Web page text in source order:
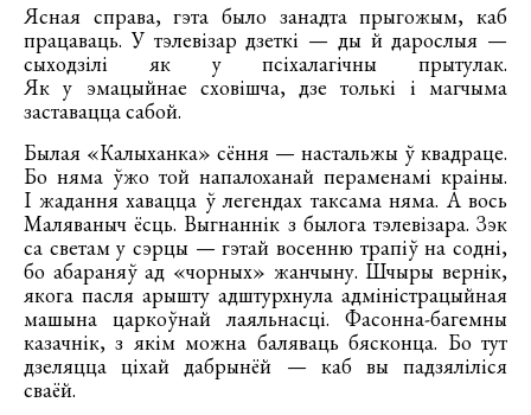
Ясная справа, гэта было занадта прыгожым, каб
працаваць. У тэлевізар дзеткі — ды й дарослыя —
сыходзілі як у псіхалагічны прытулак.
Як у эмацыйнае сховішча, дзе толькі і магчыма
заставацца сабой.
Былая «Калыханка» сёння — настальжы ў квадраце.
Бо няма ўжо той напалоханай пераменамі краіны.
І жадання хавацца ў легендах таксама няма. А вось
Маляваныч ёсць. Выгнаннік з былога тэлевізара. Зэк
са светам у сэрцы — гэтай восенню трапіў на содні,
бо абараняў ад «чорных» жанчыну. Шчыры вернік,
якога пасля арышту адштурхнула адміністрацыйная
машына царкоўнай лаяльнасці. Фасонна-багемны
казачнік, з якім можна баляваць бясконца. Бо тут
дзеляцца ціхай дабрынёй — каб вы падзяліліся
сваёй.